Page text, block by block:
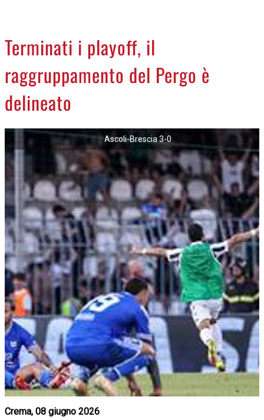
LA PIAZZA
ANIMALI
ACCEDI
Terminati i playoff, il
raggruppamento del Pergo è
delineato
Ascoli-Brescia 3-0
Crema, 08 giugno 2026